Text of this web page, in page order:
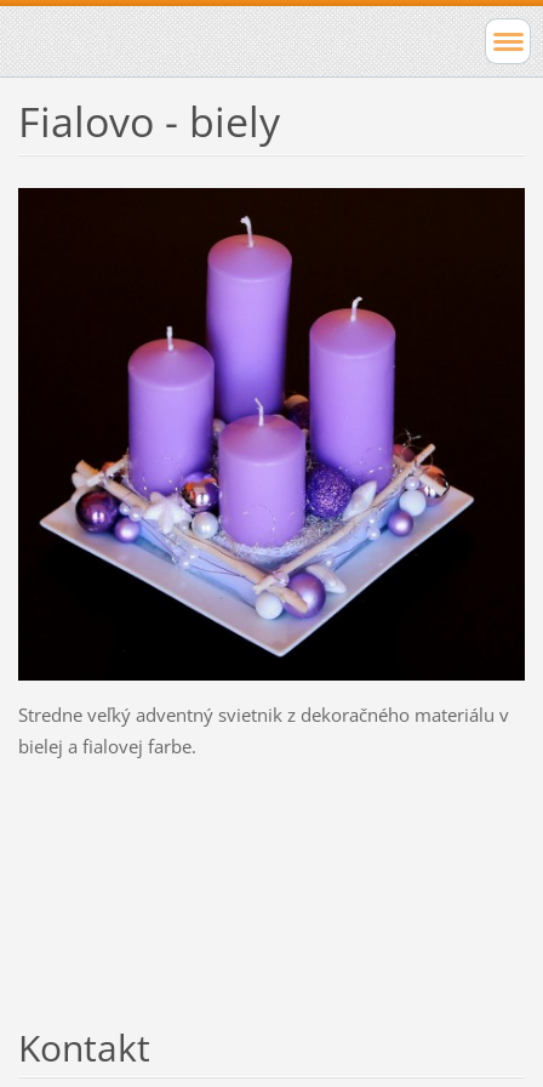
Fialovo - biely
Stredne veľký adventný svietnik z dekoračného materiálu v
bielej a fialovej farbe.
Kontakt